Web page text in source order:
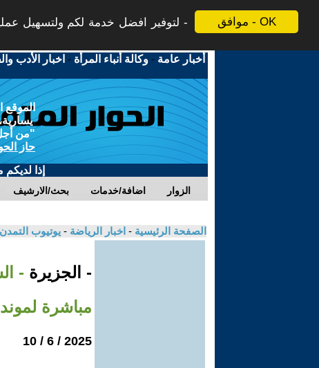
موافق - OK
لتوفير افضل خدمة لكم ولتسهيل
أخبار عامة -وكالة أنباء المرأة - اخبار الأدب
"من
حاز
إذا
بحث/الارشيف اضافة/خدمات الزوار
الصفحة الرئيسية - اخبار الرياضة - يوتيوب التمدن
- الجزيرة -
مباشرة لمونديال
2025 / 6 / 10